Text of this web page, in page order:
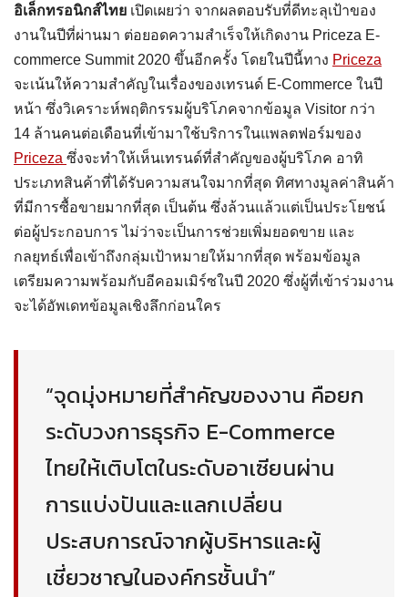
อิเล็กทรอนิกส์ไทย เปิดเผยว่า จากผลตอบรับที่ดีทะลุเป้าของ
งานในปีที่ผ่านมา ต่อยอดความสำเร็จให้เกิดงาน Priceza E-
commerce Summit 2020 ขึ้นอีกครั้ง โดยในปีนี้ทาง Priceza
จะเน้นให้ความสำคัญในเรื่องของเทรนด์ E-Commerce ในปี
หน้า ซึ่งวิเคราะห์พฤติกรรมผู้บริโภคจากข้อมูล Visitor กว่า
14 ล้านคนต่อเดือนที่เข้ามาใช้บริการในแพลตฟอร์มของ
Priceza ซึ่งจะทำให้เห็นเทรนด์ที่สำคัญของผู้บริโภค อาทิ
ประเภทสินค้าที่ได้รับความสนใจมากที่สุด ทิศทางมูลค่าสินค้า
ที่มีการซื้อขายมากที่สุด เป็นต้น ซึ่งล้วนแล้วแต่เป็นประโยชน์
ต่อผู้ประกอบการ ไม่ว่าจะเป็นการช่วยเพิ่มยอดขาย และ
กลยุทธ์เพื่อเข้าถึงกลุ่มเป้าหมายให้มากที่สุด พร้อมข้อมูล
เตรียมความพร้อมกับอีคอมเมิร์ซในปี 2020 ซึ่งผู้ที่เข้าร่วมงาน
จะได้อัพเดทข้อมูลเชิงลึกก่อนใคร
“จุดมุ่งหมายที่สำคัญของงาน คือยก
ระดับวงการธุรกิจ E-Commerce
ไทยให้เติบโตในระดับอาเซียนผ่าน
การแบ่งปันและแลกเปลี่ยน
ประสบการณ์จากผู้บริหารและผู้
เชี่ยวชาญในองค์กรชั้นนำ”